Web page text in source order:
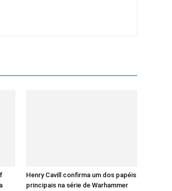
Henry Cavill confirma um dos papéis
principais na série de Warhammer